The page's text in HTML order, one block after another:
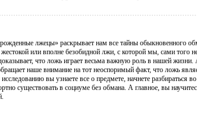
лжецы» раскрывает нам все тайны обыкновенного
или вполне безобидной лжи, с которой мы, сами того
что ложь играет весьма важную роль в нашей
наше внимание на тот неоспоримый факт, что ложь
вы узнаете все о предмете, начнете разбираться
существовать в социуме без обмана. А главное, вы